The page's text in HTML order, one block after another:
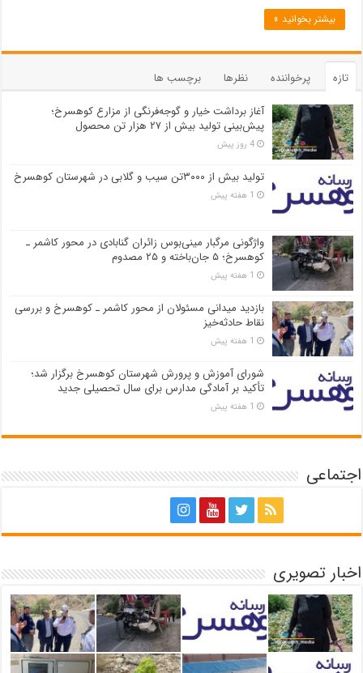
بیشتر بخوانید »
تازه پرخواننده نظرها
برچسب ها
آغاز برداشت خیار و گوجه‌فرنگی از مزارع کوهسرخ؛
پیش‌بینی تولید بیش از ۲۷ هزار تن محصول
4 روز پیش
تولید بیش از ۳۰۰۰تن سیب و گلابی در شهرستان کوهسرخ
1 هفته پیش
واژگونی مرگبار مینی‌بوس زائران گنابادی در محور کاشمر ـ
کوهسرخ؛ ۵ جان‌باخته و ۲۵ مصدوم
1 هفته پیش
بازدید میدانی مسئولان از محور کاشمر ـ کوهسرخ و بررسی
نقاط حادثه‌خیز
1 هفته پیش
شورای آموزش و پرورش شهرستان کوهسرخ برگزار شد؛
تأکید بر آمادگی مدارس برای سال تحصیلی جدید
1 هفته پیش
اجتماعی
اخبار تصویری